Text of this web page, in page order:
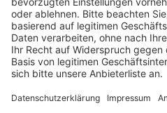
Veröffentlicht:Mittwoch,
Anzeige
Deshalb stehen von